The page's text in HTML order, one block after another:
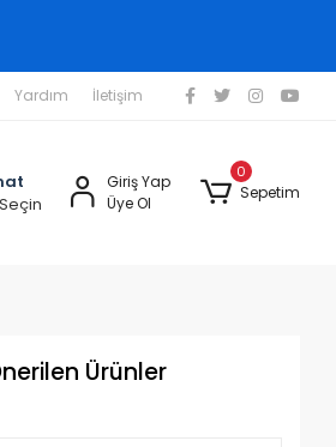
Yardım İletişim
Giriş Yap
Üye Ol
0
Sepetim
Ürünler